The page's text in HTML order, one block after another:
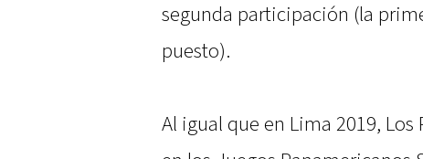
segunda participación (la
puesto).
Al igual que en Lima 2019,